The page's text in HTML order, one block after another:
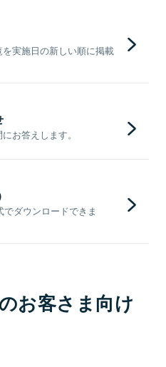
実施日の新しい順に掲載
お答えします。
ダウンロードできま
お客さま向け